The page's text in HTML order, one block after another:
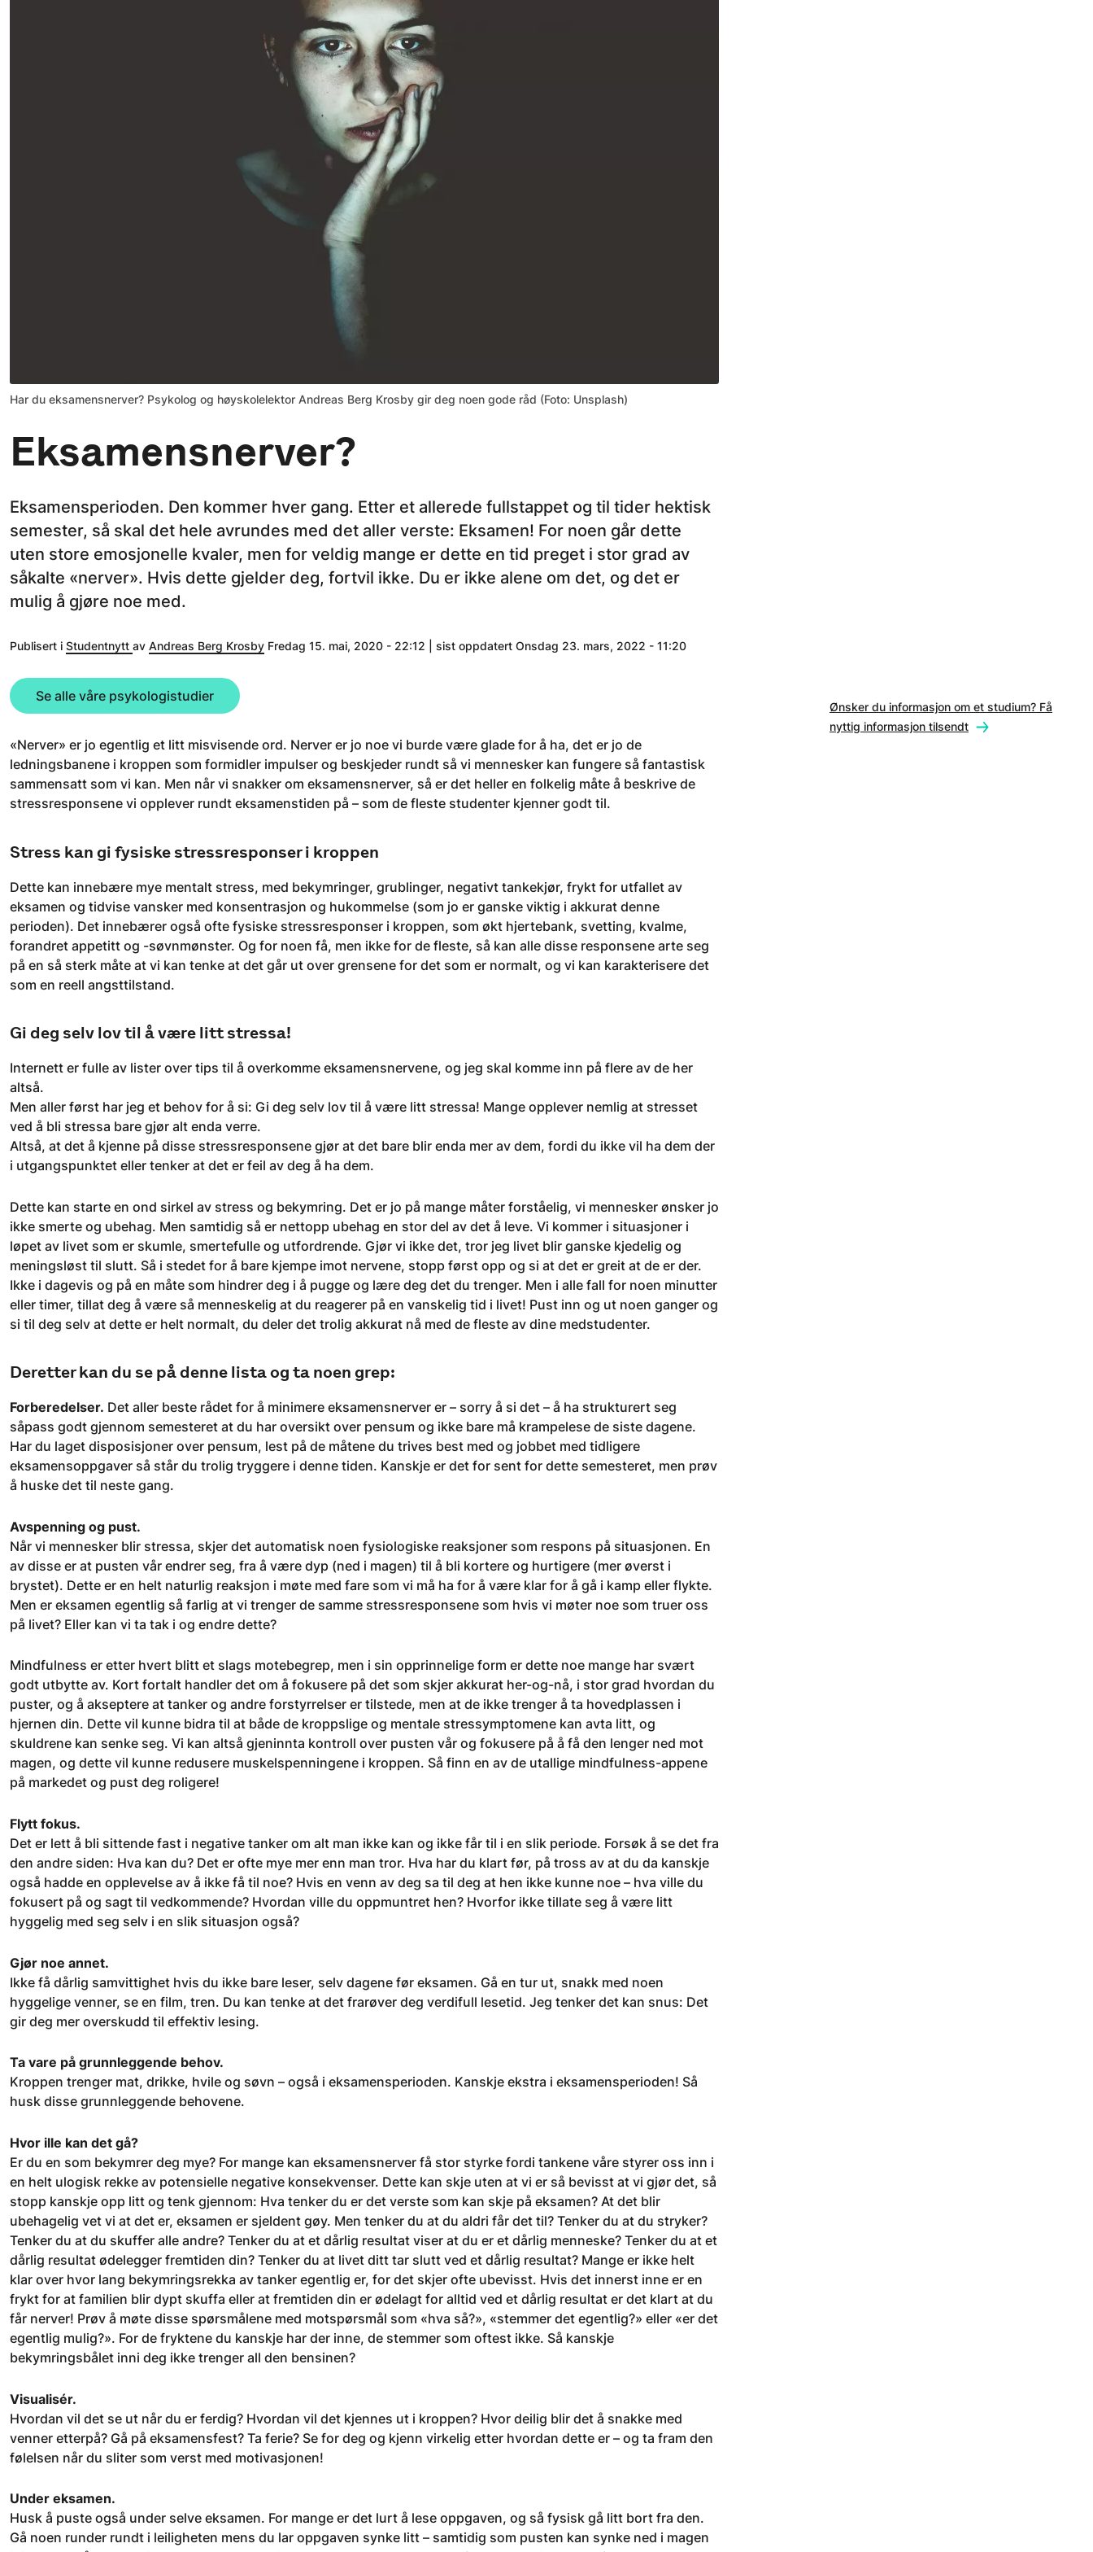
Har du eksamensnerver? Psykolog og høyskolelektor Andreas Berg Krosby gir deg noen gode råd (Foto: Unsplash)
Eksamensnerver?
Eksamensperioden. Den kommer hver gang. Etter et allerede fullstappet og til tider hektisk
semester, så skal det hele avrundes med det aller verste: Eksamen! For noen går dette
uten store emosjonelle kvaler, men for veldig mange er dette en tid preget i stor grad av
såkalte «nerver». Hvis dette gjelder deg, fortvil ikke. Du er ikke alene om det, og det er
mulig å gjøre noe med.
Publisert i Studentnytt av Andreas Berg Krosby Fredag 15. mai, 2020 - 22:12 | sist oppdatert Onsdag 23. mars, 2022 - 11:20
Se alle våre psykologistudier
«Nerver» er jo egentlig et litt misvisende ord. Nerver er jo noe vi burde være glade for å ha, det er jo de
ledningsbanene i kroppen som formidler impulser og beskjeder rundt så vi mennesker kan fungere så fantastisk
sammensatt som vi kan. Men når vi snakker om eksamensnerver, så er det heller en folkelig måte å beskrive de
stressresponsene vi opplever rundt eksamenstiden på – som de fleste studenter kjenner godt til.
Stress kan gi fysiske stressresponser i kroppen
Dette kan innebære mye mentalt stress, med bekymringer, grublinger, negativt tankekjør, frykt for utfallet av
eksamen og tidvise vansker med konsentrasjon og hukommelse (som jo er ganske viktig i akkurat denne
perioden). Det innebærer også ofte fysiske stressresponser i kroppen, som økt hjertebank, svetting, kvalme,
forandret appetitt og -søvnmønster. Og for noen få, men ikke for de fleste, så kan alle disse responsene arte seg
på en så sterk måte at vi kan tenke at det går ut over grensene for det som er normalt, og vi kan karakterisere det
som en reell angsttilstand.
Gi deg selv lov til å være litt stressa!
Internett er fulle av lister over tips til å overkomme eksamensnervene, og jeg skal komme inn på flere av de her
altså.
Men aller først har jeg et behov for å si: Gi deg selv lov til å være litt stressa! Mange opplever nemlig at stresset
ved å bli stressa bare gjør alt enda verre.
Altså, at det å kjenne på disse stressresponsene gjør at det bare blir enda mer av dem, fordi du ikke vil ha dem der
i utgangspunktet eller tenker at det er feil av deg å ha dem.
Dette kan starte en ond sirkel av stress og bekymring. Det er jo på mange måter forståelig, vi mennesker ønsker jo
ikke smerte og ubehag. Men samtidig så er nettopp ubehag en stor del av det å leve. Vi kommer i situasjoner i
løpet av livet som er skumle, smertefulle og utfordrende. Gjør vi ikke det, tror jeg livet blir ganske kjedelig og
meningsløst til slutt. Så i stedet for å bare kjempe imot nervene, stopp først opp og si at det er greit at de er der.
Ikke i dagevis og på en måte som hindrer deg i å pugge og lære deg det du trenger. Men i alle fall for noen minutter
eller timer, tillat deg å være så menneskelig at du reagerer på en vanskelig tid i livet! Pust inn og ut noen ganger og
si til deg selv at dette er helt normalt, du deler det trolig akkurat nå med de fleste av dine medstudenter.
Deretter kan du se på denne lista og ta noen grep:
Forberedelser. Det aller beste rådet for å minimere eksamensnerver er – sorry å si det – å ha strukturert seg
såpass godt gjennom semesteret at du har oversikt over pensum og ikke bare må krampelese de siste dagene.
Har du laget disposisjoner over pensum, lest på de måtene du trives best med og jobbet med tidligere
eksamensoppgaver så står du trolig tryggere i denne tiden. Kanskje er det for sent for dette semesteret, men prøv
å huske det til neste gang.
Avspenning og pust.
Når vi mennesker blir stressa, skjer det automatisk noen fysiologiske reaksjoner som respons på situasjonen. En
av disse er at pusten vår endrer seg, fra å være dyp (ned i magen) til å bli kortere og hurtigere (mer øverst i
brystet). Dette er en helt naturlig reaksjon i møte med fare som vi må ha for å være klar for å gå i kamp eller flykte.
Men er eksamen egentlig så farlig at vi trenger de samme stressresponsene som hvis vi møter noe som truer oss
på livet? Eller kan vi ta tak i og endre dette?
Mindfulness er etter hvert blitt et slags motebegrep, men i sin opprinnelige form er dette noe mange har svært
godt utbytte av. Kort fortalt handler det om å fokusere på det som skjer akkurat her-og-nå, i stor grad hvordan du
puster, og å akseptere at tanker og andre forstyrrelser er tilstede, men at de ikke trenger å ta hovedplassen i
hjernen din. Dette vil kunne bidra til at både de kroppslige og mentale stressymptomene kan avta litt, og
skuldrene kan senke seg. Vi kan altså gjeninnta kontroll over pusten vår og fokusere på å få den lenger ned mot
magen, og dette vil kunne redusere muskelspenningene i kroppen. Så finn en av de utallige mindfulness-appene
på markedet og pust deg roligere!
Flytt fokus.
Det er lett å bli sittende fast i negative tanker om alt man ikke kan og ikke får til i en slik periode. Forsøk å se det fra
den andre siden: Hva kan du? Det er ofte mye mer enn man tror. Hva har du klart før, på tross av at du da kanskje
også hadde en opplevelse av å ikke få til noe? Hvis en venn av deg sa til deg at hen ikke kunne noe – hva ville du
fokusert på og sagt til vedkommende? Hvordan ville du oppmuntret hen? Hvorfor ikke tillate seg å være litt
hyggelig med seg selv i en slik situasjon også?
Gjør noe annet.
Ikke få dårlig samvittighet hvis du ikke bare leser, selv dagene før eksamen. Gå en tur ut, snakk med noen
hyggelige venner, se en film, tren. Du kan tenke at det frarøver deg verdifull lesetid. Jeg tenker det kan snus: Det
gir deg mer overskudd til effektiv lesing.
Ta vare på grunnleggende behov.
Kroppen trenger mat, drikke, hvile og søvn – også i eksamensperioden. Kanskje ekstra i eksamensperioden! Så
husk disse grunnleggende behovene.
Hvor ille kan det gå?
Er du en som bekymrer deg mye? For mange kan eksamensnerver få stor styrke fordi tankene våre styrer oss inn i
en helt ulogisk rekke av potensielle negative konsekvenser. Dette kan skje uten at vi er så bevisst at vi gjør det, så
stopp kanskje opp litt og tenk gjennom: Hva tenker du er det verste som kan skje på eksamen? At det blir
ubehagelig vet vi at det er, eksamen er sjeldent gøy. Men tenker du at du aldri får det til? Tenker du at du stryker?
Tenker du at du skuffer alle andre? Tenker du at et dårlig resultat viser at du er et dårlig menneske? Tenker du at et
dårlig resultat ødelegger fremtiden din? Tenker du at livet ditt tar slutt ved et dårlig resultat? Mange er ikke helt
klar over hvor lang bekymringsrekka av tanker egentlig er, for det skjer ofte ubevisst. Hvis det innerst inne er en
frykt for at familien blir dypt skuffa eller at fremtiden din er ødelagt for alltid ved et dårlig resultat er det klart at du
får nerver! Prøv å møte disse spørsmålene med motspørsmål som «hva så?», «stemmer det egentlig?» eller «er det
egentlig mulig?». For de fryktene du kanskje har der inne, de stemmer som oftest ikke. Så kanskje
bekymringsbålet inni deg ikke trenger all den bensinen?
Visualisér.
Hvordan vil det se ut når du er ferdig? Hvordan vil det kjennes ut i kroppen? Hvor deilig blir det å snakke med
venner etterpå? Gå på eksamensfest? Ta ferie? Se for deg og kjenn virkelig etter hvordan dette er – og ta fram den
følelsen når du sliter som verst med motivasjonen!
Under eksamen.
Husk å puste også under selve eksamen. For mange er det lurt å lese oppgaven, og så fysisk gå litt bort fra den.
Gå noen runder rundt i leiligheten mens du lar oppgaven synke litt – samtidig som pusten kan synke ned i magen
Ønsker du informasjon om et studium? Få
nyttig informasjon tilsendt